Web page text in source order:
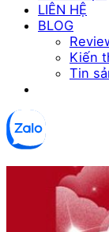
LIÊN HỆ
BLOG
Kiến
Tin